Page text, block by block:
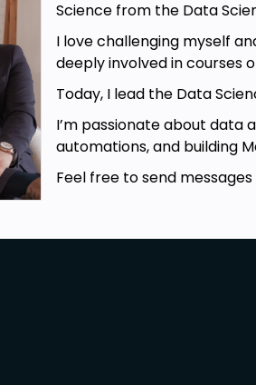
Science from the Data
I love challenging myself
deeply involved in courses
Today, I lead the Data
I’m passionate about data
automations, and building
Feel free to send